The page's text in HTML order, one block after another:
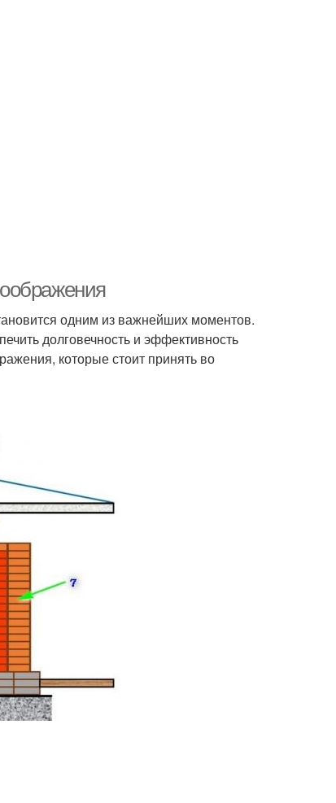
одним из важнейших моментов.
долговечность и эффективность
которые стоит принять во